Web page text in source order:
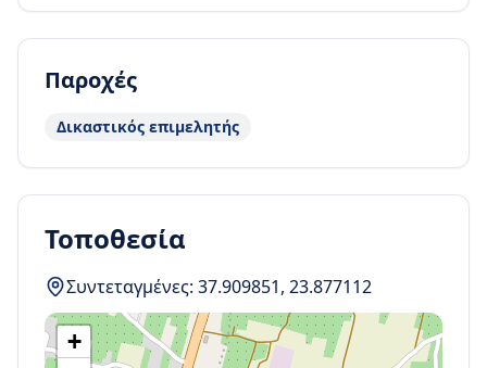
Παροχές
Δικαστικός επιμελητής
Τοποθεσία
Συντεταγμένες: 37.909851, 23.877112
+